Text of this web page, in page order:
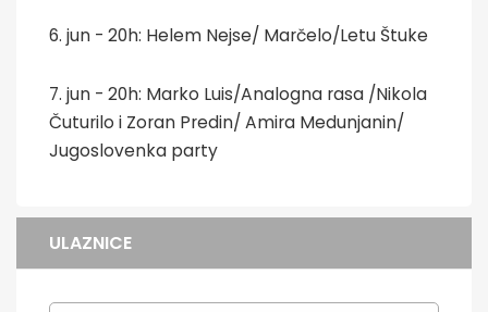
6. jun - 20h: Helem Nejse/ Marčelo/Letu Štuke
7. jun - 20h: Marko Luis/Analogna rasa /Nikola
Čuturilo i Zoran Predin/ Amira Medunjanin/
Jugoslovenka party
ULAZNICE